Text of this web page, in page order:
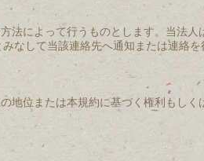
法によって行うものとします。当法
なして当該連絡先へ通知または連絡
地位または本規約に基づく権利もし